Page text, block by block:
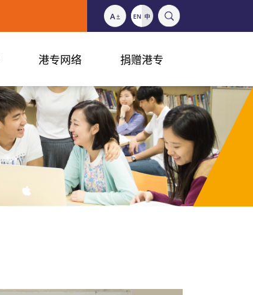
港专网络 捐赠港专